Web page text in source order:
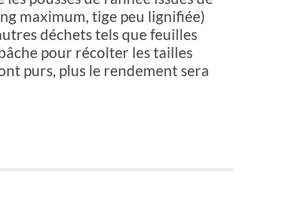
maximum, tige peu lignifiée)
déchets tels que feuilles
pour récolter les tailles
purs, plus le rendement sera